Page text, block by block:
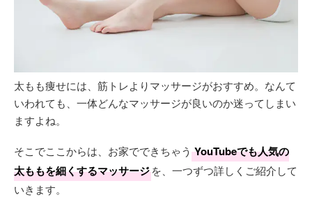
太もも痩せには、筋トレよりマッサージがおすすめ。なんて
いわれても、一体どんなマッサージが良いのか迷ってしまい
ますよね。
そこでここからは、お家でできちゃう YouTubeでも人気の
太ももを細くするマッサージを、一つずつ詳しくご紹介して
いきます。